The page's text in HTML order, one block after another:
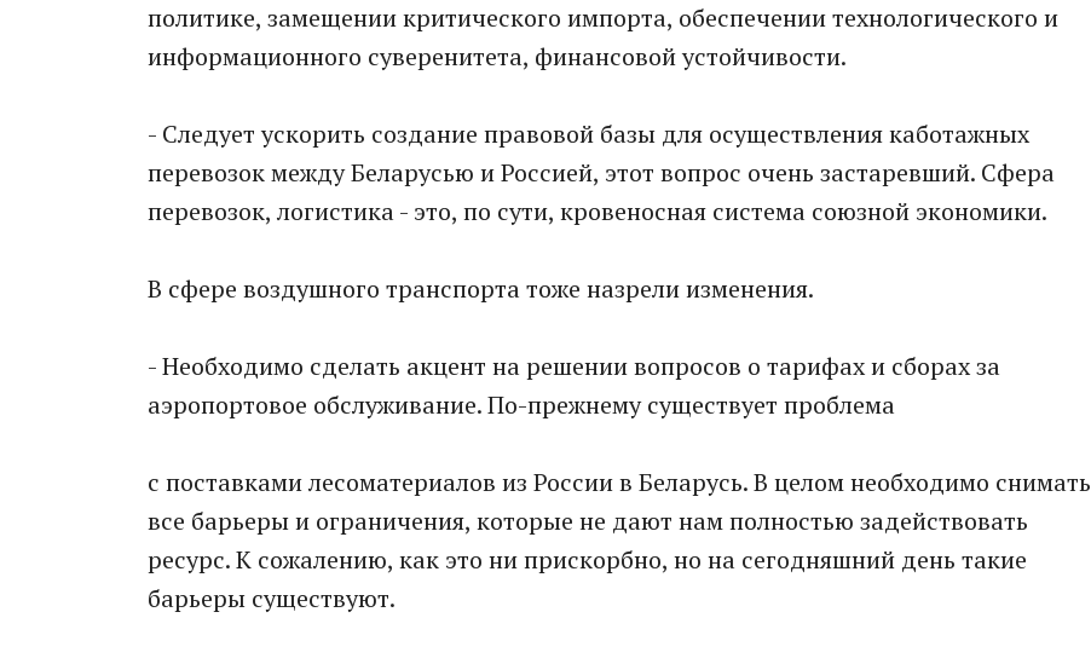
политике, замещении критического импорта, обеспечении технологического и
информационного суверенитета, финансовой устойчивости.
- Следует ускорить создание правовой базы для осуществления каботажных
перевозок между Беларусью и Россией, этот вопрос очень застаревший. Сфера
перевозок, логистика - это, по сути, кровеносная система союзной экономики.
В сфере воздушного транспорта тоже назрели изменения.
- Необходимо сделать акцент на решении вопросов о тарифах и сборах за
аэропортовое обслуживание. По-прежнему существует проблема
с поставками лесоматериалов из России в Беларусь. В целом необходимо снимать
все барьеры и ограничения, которые не дают нам полностью задействовать
ресурс. К сожалению, как это ни прискорбно, но на сегодняшний день такие
барьеры существуют.